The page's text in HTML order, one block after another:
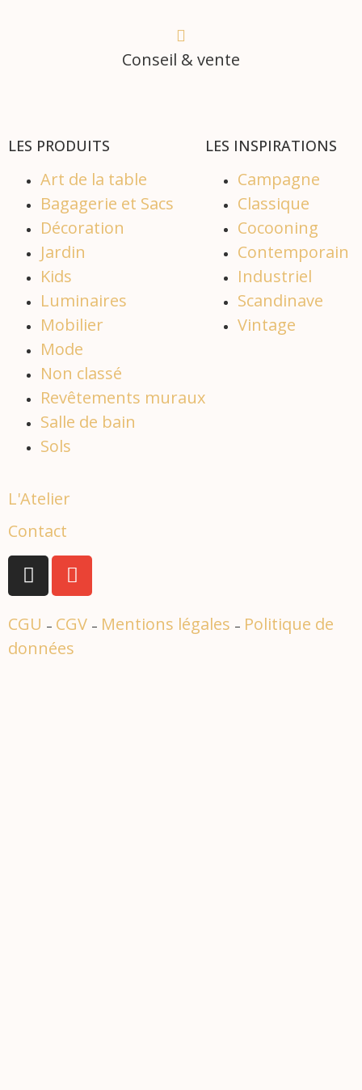
Conseil & vente
LES PRODUITS
Art de la table
Bagagerie et Sacs
Décoration
Jardin
Kids
Luminaires
Mobilier
Mode
Non classé
Revêtements muraux
Salle de bain
Sols
LES INSPIRATIONS
Campagne
Classique
Cocooning
Contemporain
Industriel
Scandinave
Vintage
L'Atelier
Contact
CGU – CGV – Mentions légales – Politique de
données